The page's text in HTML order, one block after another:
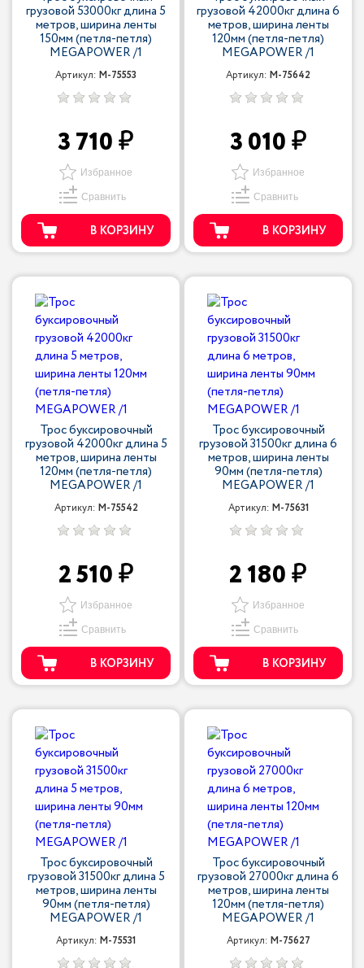
грузовой 53000кг длина 5
метров, ширина ленты
150мм (петля-петля)
MEGAPOWER /1
Артикул: M-75553
3 710
Избранное
Сравнить
В КОРЗИНУ
грузовой 42000кг длина 6
метров, ширина ленты
120мм (петля-петля)
MEGAPOWER /1
Артикул: M-75642
3 010
Избранное
Сравнить
В КОРЗИНУ
Трос буксировочный
грузовой 42000кг длина 5
метров, ширина ленты
120мм (петля-петля)
MEGAPOWER /1
Артикул: M-75542
2 510
Избранное
Сравнить
В КОРЗИНУ
Трос буксировочный
грузовой 31500кг длина 6
метров, ширина ленты
90мм (петля-петля)
MEGAPOWER /1
Артикул: M-75631
2 180
Избранное
Сравнить
В КОРЗИНУ
Трос буксировочный
грузовой 31500кг длина 5
метров, ширина ленты
90мм (петля-петля)
MEGAPOWER /1
Артикул: M-75531
Трос буксировочный
грузовой 27000кг длина 6
метров, ширина ленты
120мм (петля-петля)
MEGAPOWER /1
Артикул: M-75627